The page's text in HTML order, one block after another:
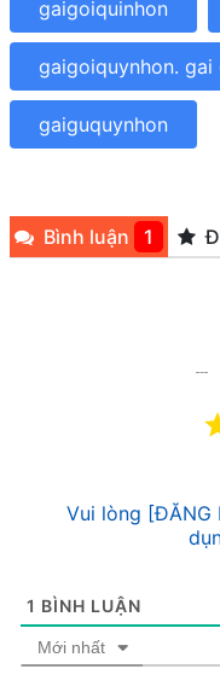
gaigoiquinhon
gaigoiquynhon. gai
gaiguquynhon
Bình luận 1
Vui lòng [ĐĂNG
1 BÌNH LUẬN
Mới nhất